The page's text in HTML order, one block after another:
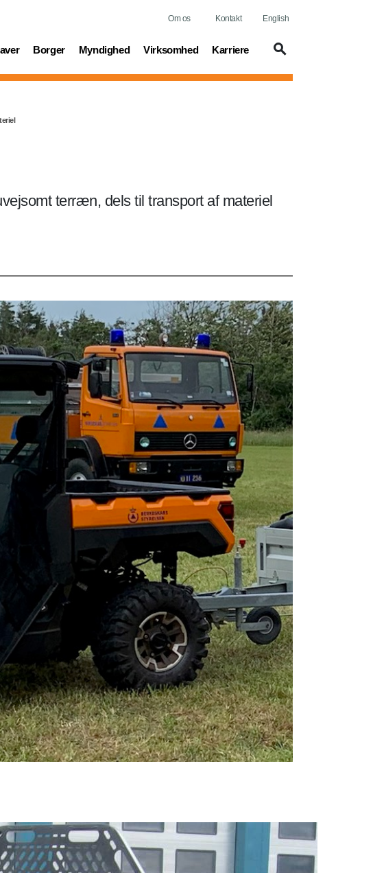
Om os Kontakt English
Borger
(current) Myndighed
(current) Virksomhed
(current) Karriere
(current)
terræn, dels til transport af materiel